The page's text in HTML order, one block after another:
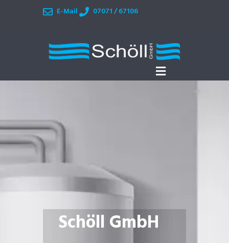
E-Mail 07071 / 67106
Schöll GmbH